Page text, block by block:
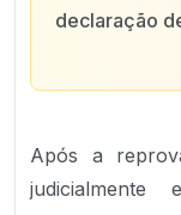
declaração
Após a
judicialmente